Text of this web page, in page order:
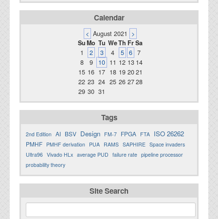
お問い合わせフォーム
Calendar
< August 2021
>
SuMo Tu WeTh FrSa
1
2 3 4 5 6 7
8
9 10 11 12 13 14
15 16 17 18 19 2021
22 23 24 25 26 2728
29 30 31
Tags
2nd Edition AI BSV Design FM-7 FPGA FTA ISO 26262
PMHF PMHF derivation PUA RAMS SAPHIRE Space invaders
Ultra96 Vivado HLx average PUD failure rate pipeline processor
probability theory
Site Search